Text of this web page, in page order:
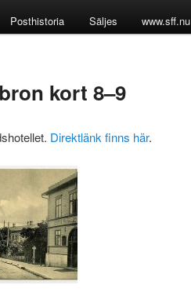
Posthistoria Säljes www.sff.nu
kort 8–9
Direktlänk finns här.